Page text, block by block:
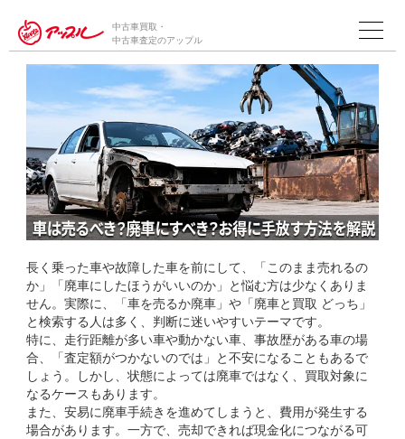
中古車買取・
中古車査定のアップル
法を解説
長く乗った車や故障した車を前にして、「このまま売れるの
か」「廃車にしたほうがいいのか」と悩む方は少なくありま
せん。実際に、「車を売るか廃車」や「廃車と買取 どっち」
と検索する人は多く、判断に迷いやすいテーマです。
特に、走行距離が多い車や動かない車、事故歴がある車の場
合、「査定額がつかないのでは」と不安になることもあるで
しょう。しかし、状態によっては廃車ではなく、買取対象に
なるケースもあります。
また、安易に廃車手続きを進めてしまうと、費用が発生する
場合があります。一方で、売却できれば現金化につながる可